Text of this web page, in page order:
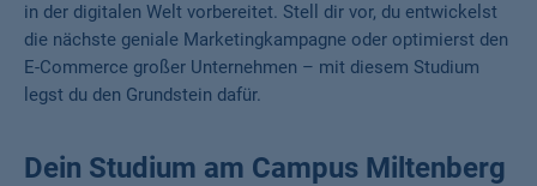
in der digitalen Welt vorbereitet. Stell dir vor, du entwickelst
die nächste geniale Marketingkampagne oder optimierst den
E-Commerce großer Unternehmen – mit diesem Studium
legst du den Grundstein dafür.
Dein Studium am Campus Miltenberg